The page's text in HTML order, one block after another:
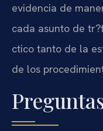
evidencia de
cada asunto de
ctico tanto de la
de los